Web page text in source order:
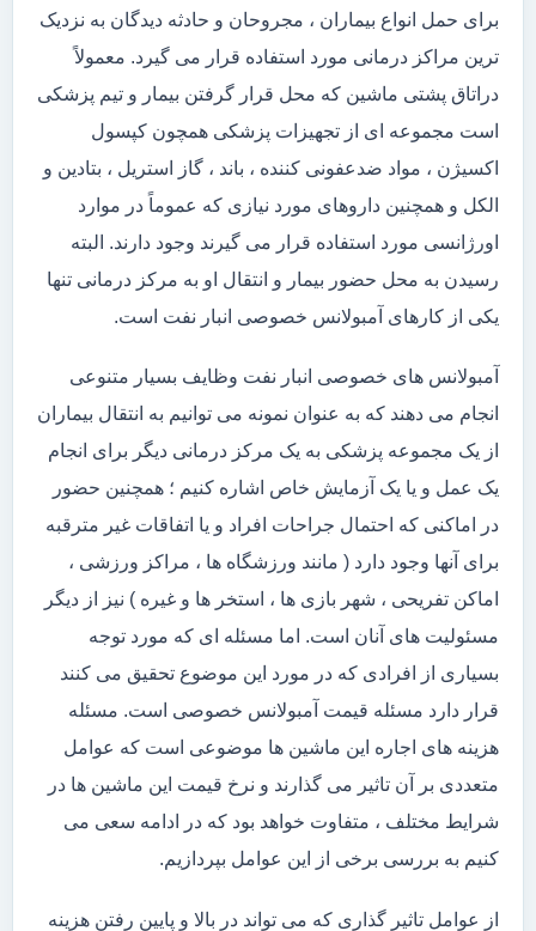
برای حمل انواع بیماران ، مجروحان و حادثه دیدگان به نزدیک
ترین مراکز درمانی مورد استفاده قرار می گیرد. معمولاً
دراتاق پشتی ماشین که محل قرار گرفتن بیمار و تیم پزشکی
است مجموعه ای از تجهیزات پزشکی همچون کپسول
اکسیژن ، مواد ضدعفونی کننده ، باند ، گاز استریل ، بتادین و
الکل و همچنین داروهای مورد نیازی که عموماً در موارد
اورژانسی مورد استفاده قرار می گیرند وجود دارند. البته
رسیدن به محل حضور بیمار و انتقال او به مرکز درمانی تنها
یکی از کارهای آمبولانس خصوصی انبار نفت است.
آمبولانس های خصوصی انبار نفت وظایف بسیار متنوعی
انجام می دهند که به عنوان نمونه می توانیم به انتقال بیماران
از یک مجموعه پزشکی به یک مرکز درمانی دیگر برای انجام
یک عمل و یا یک آزمایش خاص اشاره کنیم ؛ همچنین حضور
در اماکنی که احتمال جراحات افراد و یا اتفاقات غیر مترقبه
برای آنها وجود دارد ( مانند ورزشگاه ها ، مراکز ورزشی ،
اماکن تفریحی ، شهر بازی ها ، استخر ها و غیره ) نیز از دیگر
مسئولیت های آنان است. اما مسئله ای که مورد توجه
بسیاری از افرادی که در مورد این موضوع تحقیق می کنند
قرار دارد مسئله قیمت آمبولانس خصوصی است. مسئله
هزینه های اجاره این ماشین ها موضوعی است که عوامل
متعددی بر آن تاثیر می گذارند و نرخ قیمت این ماشین ها در
شرایط مختلف ، متفاوت خواهد بود که در ادامه سعی می
کنیم به بررسی برخی از این عوامل بپردازیم.
از عوامل تاثیر گذاری که می تواند در بالا و پایین رفتن هزینه